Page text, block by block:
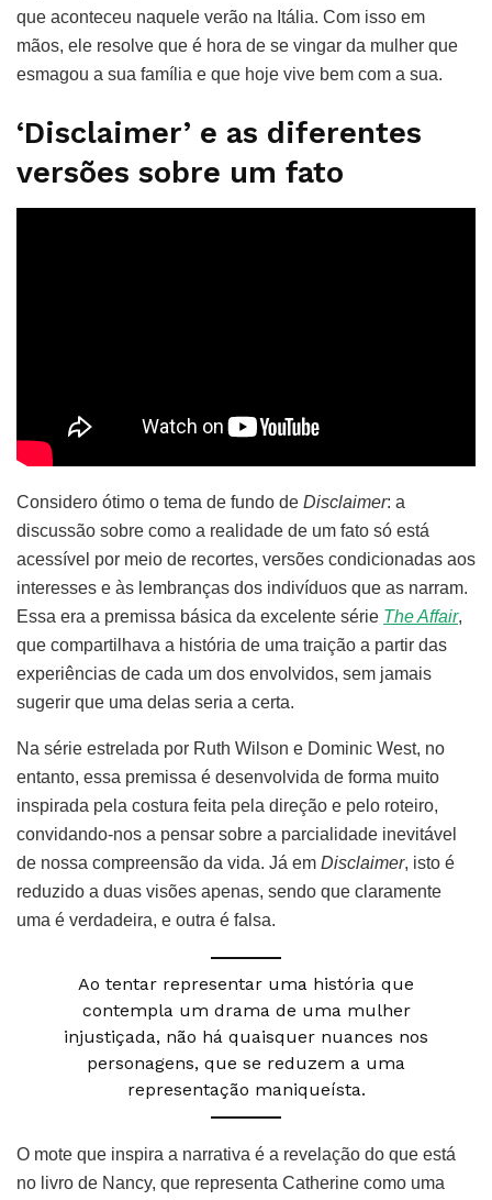
que aconteceu naquele verão na Itália. Com isso em
mãos, ele resolve que é hora de se vingar da mulher que
esmagou a sua família e que hoje vive bem com a sua.
‘Disclaimer’ e as diferentes
versões sobre um fato
Considero ótimo o tema de fundo de Disclaimer: a
discussão sobre como a realidade de um fato só está
acessível por meio de recortes, versões condicionadas aos
interesses e às lembranças dos indivíduos que as narram.
Essa era a premissa básica da excelente série The Affair,
que compartilhava a história de uma traição a partir das
experiências de cada um dos envolvidos, sem jamais
sugerir que uma delas seria a certa.
Na série estrelada por Ruth Wilson e Dominic West, no
entanto, essa premissa é desenvolvida de forma muito
inspirada pela costura feita pela direção e pelo roteiro,
convidando-nos a pensar sobre a parcialidade inevitável
de nossa compreensão da vida. Já em Disclaimer, isto é
reduzido a duas visões apenas, sendo que claramente
uma é verdadeira, e outra é falsa.
Ao tentar representar uma história que
contempla um drama de uma mulher
injustiçada, não há quaisquer nuances nos
personagens, que se reduzem a uma
representação maniqueísta.
O mote que inspira a narrativa é a revelação do que está
no livro de Nancy, que representa Catherine como uma